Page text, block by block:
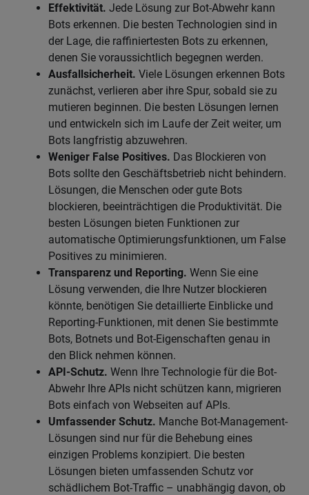
Effektivität. Jede Lösung zur Bot-Abwehr kann
Bots erkennen. Die besten Technologien sind in
der Lage, die raffiniertesten Bots zu erkennen,
denen Sie voraussichtlich begegnen werden.
Ausfallsicherheit. Viele Lösungen erkennen Bots
zunächst, verlieren aber ihre Spur, sobald sie zu
mutieren beginnen. Die besten Lösungen lernen
und entwickeln sich im Laufe der Zeit weiter, um
Bots langfristig abzuwehren.
Weniger False Positives. Das Blockieren von
Bots sollte den Geschäftsbetrieb nicht behindern.
Lösungen, die Menschen oder gute Bots
blockieren, beeinträchtigen die Produktivität. Die
besten Lösungen bieten Funktionen zur
automatische Optimierungsfunktionen, um False
Positives zu minimieren.
Transparenz und Reporting. Wenn Sie eine
Lösung verwenden, die Ihre Nutzer blockieren
könnte, benötigen Sie detaillierte Einblicke und
Reporting-Funktionen, mit denen Sie bestimmte
Bots, Botnets und Bot-Eigenschaften genau in
den Blick nehmen können.
API-Schutz. Wenn Ihre Technologie für die Bot-
Abwehr Ihre APIs nicht schützen kann, migrieren
Bots einfach von Webseiten auf APIs.
Umfassender Schutz. Manche Bot-Management-
Lösungen sind nur für die Behebung eines
einzigen Problems konzipiert. Die besten
Lösungen bieten umfassenden Schutz vor
schädlichem Bot-Traffic – unabhängig davon, ob